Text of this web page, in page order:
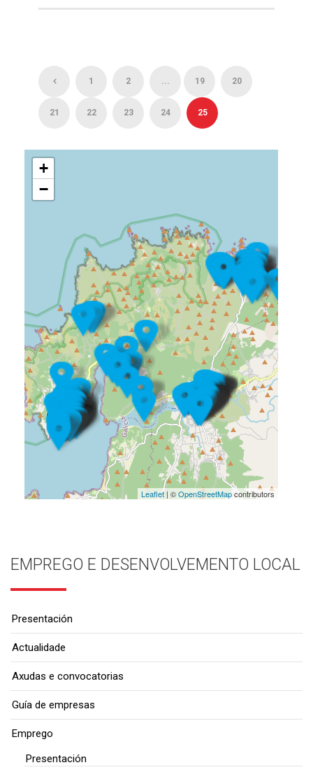
1 2 ... 19 20
21 22 23 24 25
+
−
Leaflet| ©OpenStreetMapcontributors
EMPREGO E DESENVOLVEMENTO LOCAL
Presentación
Actualidade
Axudas e convocatorias
Guía de empresas
Emprego
Presentación